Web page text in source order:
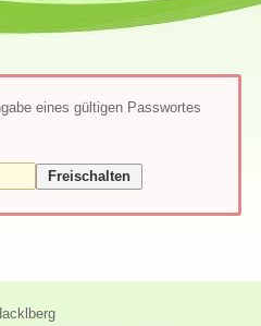
eines gültigen Passwortes
Freischalten